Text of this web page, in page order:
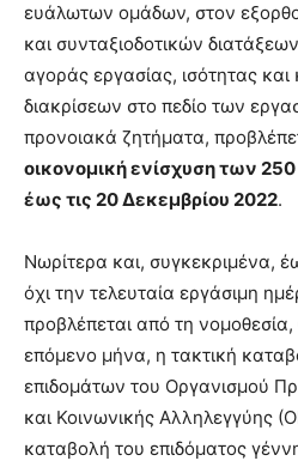
ευάλωτων ομάδων, στον
και συνταξιοδοτικών
αγοράς εργασίας, ισότητας
διακρίσεων στο πεδίο των
προνοιακά ζητήματα,
οικονομική ενίσχυση των
έως τις 20 Δεκεμβρίου 2022.
Νωρίτερα και, συγκεκριμένα,
όχι την τελευταία εργάσιμη
προβλέπεται από τη νομοθεσία,
επόμενο μήνα, η τακτική
επιδομάτων του Οργανισμού
και Κοινωνικής Αλληλεγγύης
καταβολή του επιδόματος